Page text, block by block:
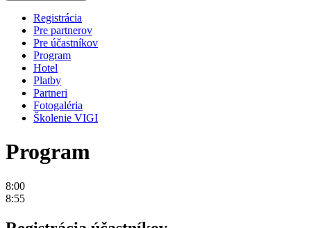
Registrácia
Pre partnerov
Pre účastníkov
Program
Hotel
Platby
Partneri
Fotogaléria
Školenie VIGI
Program
8:00
8:55